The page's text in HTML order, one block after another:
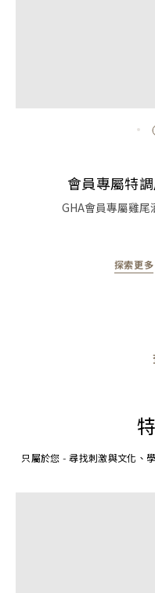
會員專屬特
GHA會員專屬雞
探索更多
只屬於您 - 尋找刺激與文化、